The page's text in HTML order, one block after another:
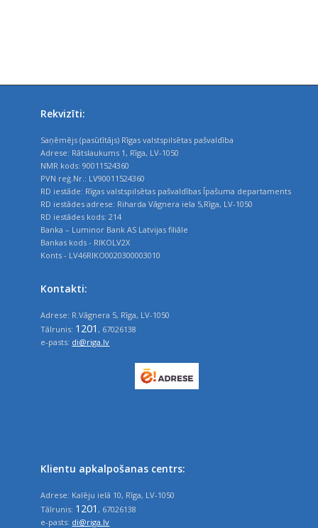
Rekvizīti:
Saņēmējs (pasūtītājs) Rīgas valstspilsētas pašvaldība
Adrese: Rātslaukums 1, Rīga, LV-1050
NMR kods: 90011524360
PVN reģ.Nr.: LV90011524360
RD iestāde: Rīgas valstspilsētas pašvaldības Īpašuma departaments
RD iestādes adrese: Riharda Vāgnera iela 5,Rīga, LV-1050
RD iestādes kods: 214
Banka – Luminor Bank AS Latvijas filiāle
Bankas kods - RIKOLV2X
Konts - LV46RIKO0020300003010
Kontakti:
Adrese: R.Vāgnera 5, Rīga, LV-1050
Tālrunis: 1201, 67026138
e-pasts: di@riga.lv
Klientu apkalpošanas centrs:
Adrese: Kalēju ielā 10, Rīga, LV-1050
Tālrunis: 1201 , 67026138
e-pasts: di@riga.lv